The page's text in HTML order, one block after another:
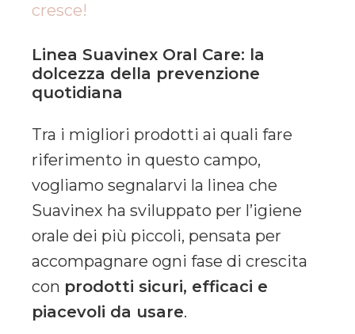
cresce!
Linea Suavinex Oral Care: la
dolcezza della prevenzione
quotidiana
Tra i migliori prodotti ai quali fare
riferimento in questo campo,
vogliamo segnalarvi la linea che
Suavinex ha sviluppato per l’igiene
orale dei più piccoli, pensata per
accompagnare ogni fase di crescita
con prodotti sicuri, efficaci e
piacevoli da usare.